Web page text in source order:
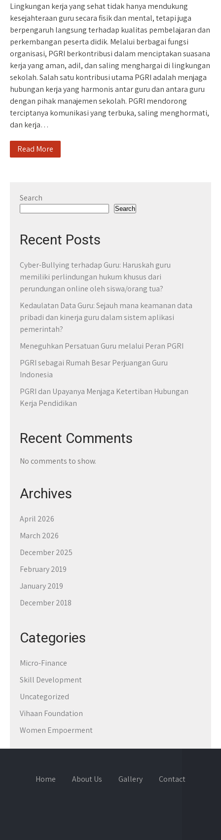
Lingkungan kerja yang sehat tidak hanya mendukung
kesejahteraan guru secara fisik dan mental, tetapi juga
berpengaruh langsung terhadap kualitas pembelajaran dan
perkembangan peserta didik. Melalui berbagai fungsi
organisasi, PGRI berkontribusi dalam menciptakan suasana
kerja yang aman, adil, dan saling menghargai di lingkungan
sekolah. Salah satu kontribusi utama PGRI adalah menjaga
hubungan kerja yang harmonis antar guru dan antara guru
dengan pihak manajemen sekolah. PGRI mendorong
terciptanya komunikasi yang terbuka, saling menghormati,
dan kerja…
Read More
Search
Search
Recent Posts
Cyber-Bullying terhadap Guru: Haruskah guru
memiliki perlindungan hukum khusus dari
perundungan online oleh siswa/orang tua?
Kedaulatan Data Guru: Sejauh mana keamanan data
pribadi dan kinerja guru dalam sistem aplikasi
pemerintah?
Meneguhkan Persatuan Guru melalui Peran PGRI
PGRI sebagai Rumah Besar Perjuangan Guru
Indonesia
PGRI dan Upayanya Menjaga Ketertiban Hubungan
Kerja Pendidikan
Recent Comments
No comments to show.
Archives
April 2026
March 2026
December 2025
February 2019
January 2019
December 2018
Categories
Micro-Finance
Skill Development
Uncategorized
Vihaan Foundation
Women Empoerment
Home About Us Gallery Contact